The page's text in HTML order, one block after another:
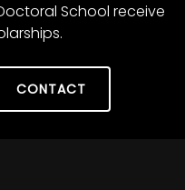
School receive
CONTACT